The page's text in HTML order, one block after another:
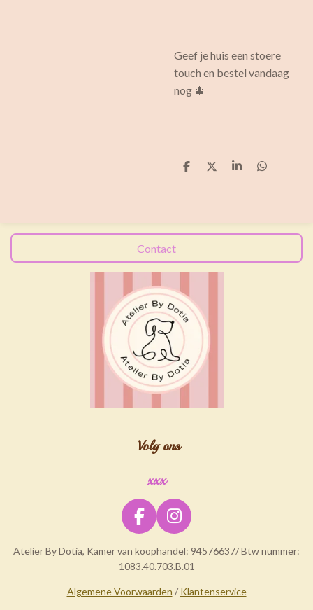
Geef je huis een stoere
touch en bestel vandaag
nog 🎄
D
D
S
D
Contact
Volg ons
xxx
F
c
e
b
I
s
t
a
Atelier By Dotia, Kamer van koophandel: 94576637/ Btw nummer:
1083.40.703.B.01
Algemene Voorwaarden / Klantenservice